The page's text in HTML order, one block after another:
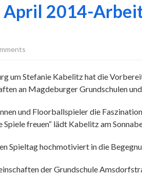
April 2014-
Stefanie Kabelitz hat die
an Magdeburger Grundschulen
und Floorballspieler die
freuen“ lädt Kabelitz am
Spieltag hochmotiviert in die
der Grundschule